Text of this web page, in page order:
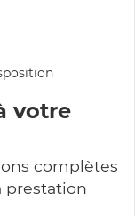
votre
complètes
prestation